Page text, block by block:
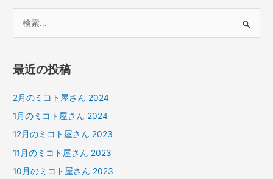
象
最近の投稿
2月のミコト屋さん 2024
1月のミコト屋さん 2024
12月のミコト屋さん 2023
11月のミコト屋さん 2023
10月のミコト屋さん 2023